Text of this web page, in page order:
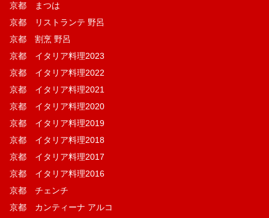
京都 まつは
京都 リストランテ 野呂
京都 割烹 野呂
京都 イタリア料理2023
京都 イタリア料理2022
京都 イタリア料理2021
京都 イタリア料理2020
京都 イタリア料理2019
京都 イタリア料理2018
京都 イタリア料理2017
京都 イタリア料理2016
京都 チェンチ
京都 カンティーナ アルコ